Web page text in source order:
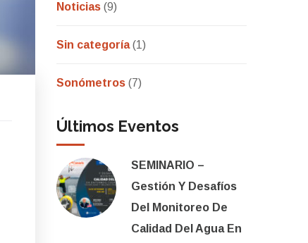
Noticias (9)
Sin categoría(1)
Sonómetros (7)
Últimos Eventos
SEMINARIO –
Gestión Y Desafíos
Del Monitoreo De
Calidad Del Agua En